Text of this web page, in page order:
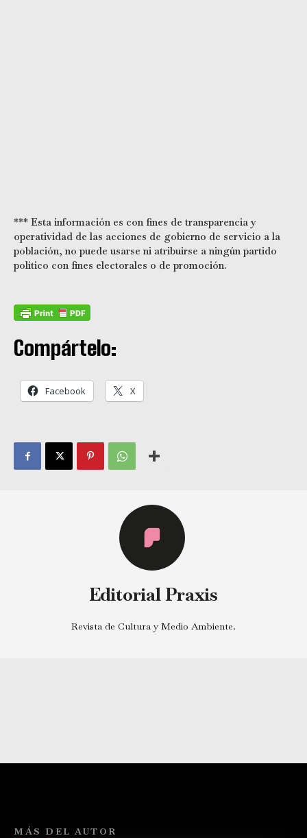
*** Esta información es con fines de transparencia y
operatividad de las acciones de gobierno de servicio a la
población, no puede usarse ni atribuirse a ningún partido
político con fines electorales o de promoción.
Compártelo:
Facebook X
Editorial Praxis
Revista de Cultura y Medio Ambiente.
MÁS DEL AUTOR